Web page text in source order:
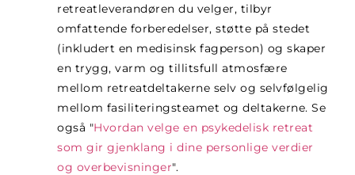
retreatleverandøren du velger, tilbyr
omfattende forberedelser, støtte på stedet
(inkludert en medisinsk fagperson) og skaper
en trygg, varm og tillitsfull atmosfære
mellom retreatdeltakerne selv og selvfølgelig
mellom fasiliteringsteamet og deltakerne. Se
også "Hvordan velge en psykedelisk retreat
som gir gjenklang i dine personlige verdier
og overbevisninger".